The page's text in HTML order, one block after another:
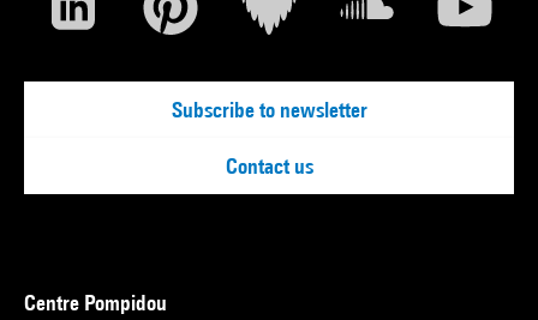
Subscribe to newsletter
Contact us
Centre Pompidou